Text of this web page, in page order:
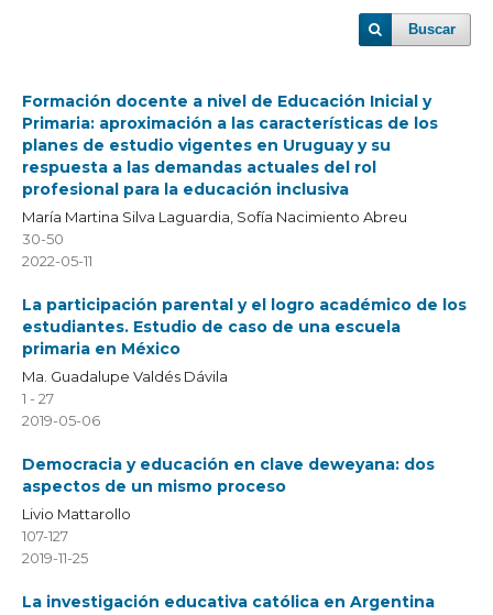
Buscar
Formación docente a nivel de Educación Inicial y
Primaria: aproximación a las características de los
planes de estudio vigentes en Uruguay y su
respuesta a las demandas actuales del rol
profesional para la educación inclusiva
María Martina Silva Laguardia, Sofía Nacimiento Abreu
30-50
2022-05-11
La participación parental y el logro académico de los
estudiantes. Estudio de caso de una escuela
primaria en México
Ma. Guadalupe Valdés Dávila
1 - 27
2019-05-06
Democracia y educación en clave deweyana: dos
aspectos de un mismo proceso
Livio Mattarollo
107-127
2019-11-25
La investigación educativa católica en Argentina